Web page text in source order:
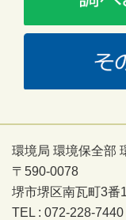
環境局 環境保全部
〒590-0078
堺市堺区南瓦町3
TEL : 072-228-7440